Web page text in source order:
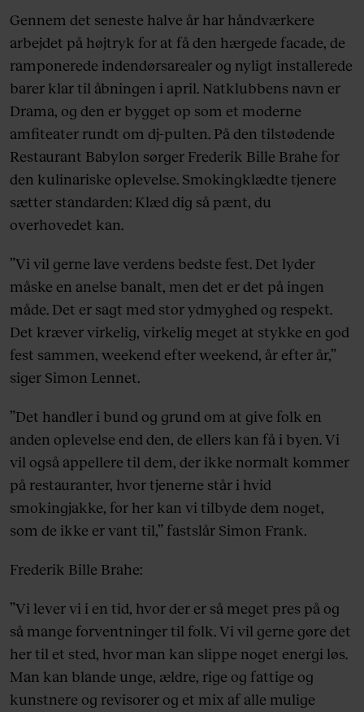
Gennem det seneste halve år har håndværkere
arbejdet på højtryk for at få den hærgede facade, de
ramponerede indendørsarealer og nyligt installerede
barer klar til åbningen i april. Natklubbens navn er
Drama, og den er bygget op som et moderne
amfiteater rundt om dj-pulten. På den tilstødende
Restaurant Babylon sørger Frederik Bille Brahe for
den kulinariske oplevelse. Smokingklædte tjenere
sætter standarden: Klæd dig så pænt, du
overhovedet kan.
”Vi vil gerne lave verdens bedste fest. Det lyder
måske en anelse banalt, men det er det på ingen
måde. Det er sagt med stor ydmyghed og respekt.
Det kræver virkelig, virkelig meget at stykke en god
fest sammen, weekend efter weekend, år efter år,”
siger Simon Lennet.
”Det handler i bund og grund om at give folk en
anden oplevelse end den, de ellers kan få i byen. Vi
vil også appellere til dem, der ikke normalt kommer
på restauranter, hvor tjenerne står i hvid
smokingjakke, for her kan vi tilbyde dem noget,
som de ikke er vant til,” fastslår Simon Frank.
Frederik Bille Brahe:
”Vi lever vi i en tid, hvor der er så meget pres på og
så mange forventninger til folk. Vi vil gerne gøre det
her til et sted, hvor man kan slippe noget energi løs.
Man kan blande unge, ældre, rige og fattige og
kunstnere og revisorer og et mix af alle mulige